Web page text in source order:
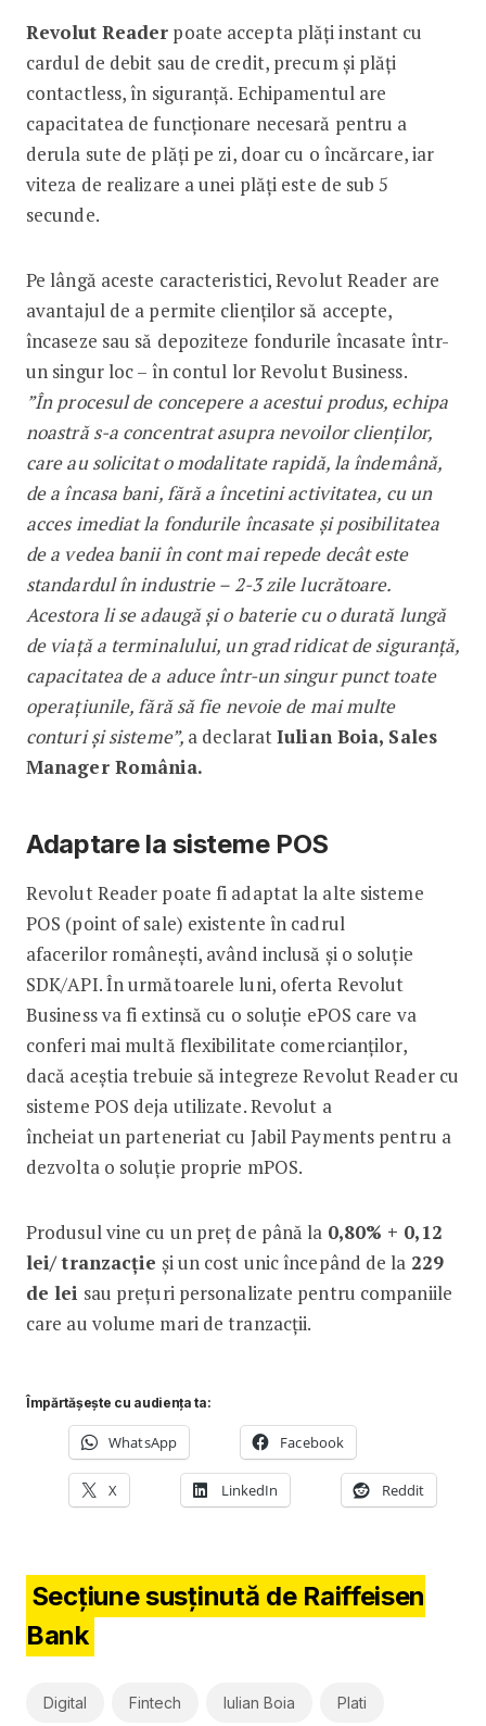
Revolut Reader poate accepta plăți instant cu
cardul de debit sau de credit, precum și plăți
contactless, în siguranță. Echipamentul are
capacitatea de funcționare necesară pentru a
derula sute de plăți pe zi, doar cu o încărcare, iar
viteza de realizare a unei plăți este de sub 5
secunde.
Pe lângă aceste caracteristici, Revolut Reader are
avantajul de a permite clienților să accepte,
încaseze sau să depoziteze fondurile încasate într-
un singur loc – în contul lor Revolut Business.
”În procesul de concepere a acestui produs, echipa
noastră s-a concentrat asupra nevoilor clienților,
care au solicitat o modalitate rapidă, la îndemână,
de a încasa bani, fără a încetini activitatea, cu un
acces imediat la fondurile încasate și posibilitatea
de a vedea banii în cont mai repede decât este
standardul în industrie – 2-3 zile lucrătoare.
Acestora li se adaugă și o baterie cu o durată lungă
de viață a terminalului, un grad ridicat de siguranță,
capacitatea de a aduce într-un singur punct toate
operațiunile, fără să fie nevoie de mai multe
conturi și sisteme”, a declaratIulian Boia, Sales
Manager România.
Adaptare la sisteme POS
Revolut Reader poate fi adaptat la alte sisteme
POS (point of sale) existente în cadrul
afacerilor românești, având inclusă și o soluție
SDK/API. În următoarele luni, oferta Revolut
Business va fi extinsă cu o soluție ePOS care va
conferi mai multă flexibilitate comercianților,
dacă aceștia trebuie să integreze Revolut Reader cu
sisteme POS deja utilizate. Revolut a
încheiat un parteneriat cu Jabil Payments pentru a
dezvolta o soluție proprie mPOS.
Produsul vine cu un preț de până la 0,80% + 0,12
lei/ tranzacție și un cost unic începând de la 229
de lei sau prețuri personalizate pentru companiile
care au volume mari de tranzacții.
Împărtășește cu audiența ta:
WhatsApp Facebook
X LinkedIn Reddit
Secțiune susținută de Raiffeisen
Bank
Digital Fintech Iulian Boia Plati